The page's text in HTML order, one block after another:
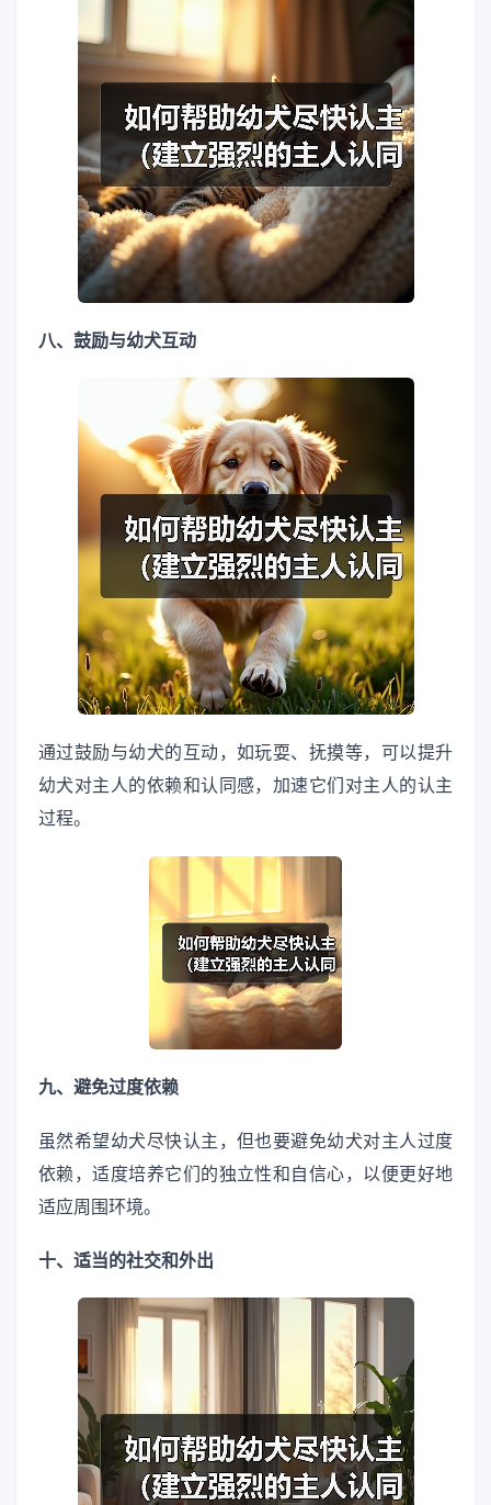
八、鼓励与幼犬互动
通过鼓励与幼犬的互动，如玩耍、抚摸等，可以提升
幼犬对主人的依赖和认同感，加速它们对主人的认主
过程。
九、避免过度依赖
虽然希望幼犬尽快认主，但也要避免幼犬对主人过度
依赖，适度培养它们的独立性和自信心，以便更好地
适应周围环境。
十、适当的社交和外出